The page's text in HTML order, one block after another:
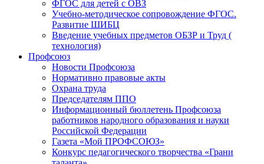
ФГОС для детей с ОВЗ
Учебно-методическое сопровождение ФГОС.
Развитие ШИБЦ
Введение учебных предметов ОБЗР и Труд (
технология)
Профсоюз
Новости Профсоюза
Нормативно правовые акты
Охрана труда
Председателям ППО
Информационный бюллетень Профсоюза
работников народного образования и науки
Российской Федерации
Газета «Мой ПРОФСОЮЗ»
Конкурс педагогического творчества «Грани